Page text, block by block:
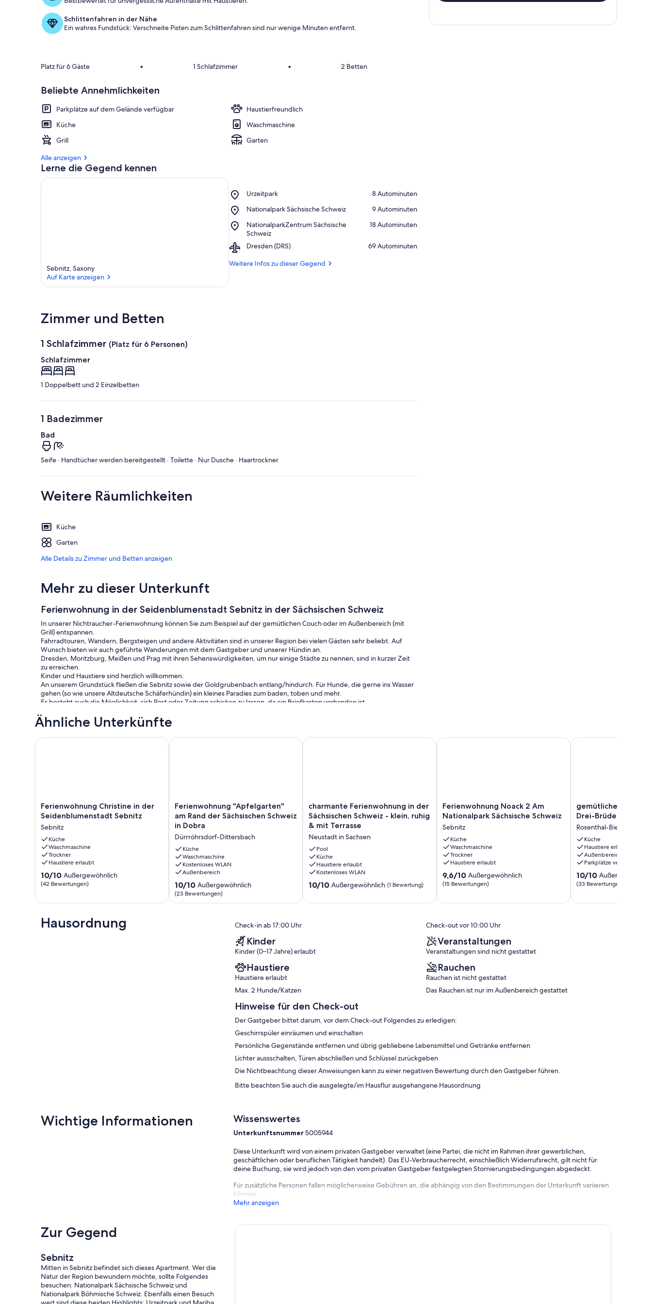
n
m
b
w
e
r
k
n
Schlittenfahren in der Nähe
Ein wahres Fundstück: Verschneite Pisten zum Schlittenfahren sind nur wenige Minuten entfernt.
Platz für 6 Gäste • 1 Schlafzimmer • 2 Betten
Beliebte Annehmlichkeiten
Parkplätze auf dem Gelände verfügbar
Haustierfreundlich
Küche
Waschmaschine
Grill
Garten
Alle anzeigen
Lerne die Gegend kennen
Sebnitz, Saxony
Auf Karte anzeigen
Urzeitpark
Place,
‪8 Autominuten‬
Nationalpark Sächsische Schweiz
Place,
Sächsische
Schweiz
‪9 Autominuten‬
NationalparkZentrum Sächsische
Schweiz
Place,
NationalparkZentrum
Sächsische
Schweiz
‪18 Autominuten‬
Dresden (DRS)
Airport,
(DRS)
‪69 Autominuten‬
Weitere Infos zu dieser Gegend
Zimmer und Betten
1 Schlafzimmer (Platz für 6 Personen)
Schlafzimmer
1 Doppelbett und 2 Einzelbetten
1 Badezimmer
Bad
Seife · Handtücher werden bereitgestellt · Toilette · Nur Dusche · Haartrockner
Weitere Räumlichkeiten
Küche
Garten
Alle Details zu Zimmer und Betten anzeigen
Mehr zu dieser Unterkunft
Ferienwohnung in der Seidenblumenstadt Sebnitz in der Sächsischen Schweiz
In unserer Nichtraucher-Ferienwohnung können Sie zum Beispiel auf der gemütlichen Couch oder im Außenbereich (mit
Grill) entspannen.
Fahrradtouren, Wandern, Bergsteigen und andere Aktivitäten sind in unserer Region bei vielen Gästen sehr beliebt. Auf
Wunsch bieten wir auch geführte Wanderungen mit dem Gastgeber und unserer Hündin an.
Dresden, Moritzburg, Meißen und Prag mit ihren Sehenswürdigkeiten, um nur einige Städte zu nennen, sind in kurzer Zeit
zu erreichen.
Kinder und Haustiere sind herzlich willkommen.
An unserem Grundstück fließen die Sebnitz sowie der Goldgrubenbach entlang/hindurch. Für Hunde, die gerne ins Wasser
gehen (so wie unsere Altdeutsche Schäferhündin) ein kleines Paradies zum baden, toben und mehr.
Es besteht auch die Möglichkeit, sich Post oder Zeitung schicken zu lassen, da ein Briefkasten vorhanden ist.
Ähnliche Unterkünfte
Ferienwohnung
Christine
der
Seidenblumenstadt
Sebnitz
Sebnitz
Ferienwohnung Christine in der
Seidenblumenstadt Sebnitz
Sebnitz
Küche
Waschmaschine
Trockner
Haustiere erlaubt
10.0
von
Bewertungen)
10/10 Außergewöhnlich
(42 Bewertungen)
Ferienwohnung Christine in der Seidenblumenstadt Sebnitz
Ferienwohnung
"Apfelgarten"
am
Rand
der
Sächsischen
Schweiz
in
Dobra
Dürrröhrsdorf-
Dittersbach
Ferienwohnung "Apfelgarten"
am Rand der Sächsischen Schweiz
in Dobra
Dürrröhrsdorf-Dittersbach
Küche
Waschmaschine
Kostenloses WLAN
Außenbereich
10.0
von
10,
10/10 Außergewöhnlich
(23 Bewertungen)
Ferienwohnung "Apfelgarten" am Rand der Sächsischen Schweiz in Dobra
charmante
Ferienwohnung
in
der
Sächsischen
Schweiz
-
klein,
ruhig
&
Terrasse
charmante Ferienwohnung in der
Sächsischen Schweiz - klein, ruhig
& mit Terrasse
Neustadt in Sachsen
Pool
Küche
Haustiere erlaubt
Kostenloses WLAN
10.0
10,
10/10 Außergewöhnlich (1 Bewertung)
charmante Ferienwohnung in der Sächsischen Schweiz - klein, ruhig & mit Terrasse
Ferienwohnung
Noack
Am
Nationalpark
Sächsische
Schweiz
Sebnitz
Ferienwohnung Noack 2 Am
Nationalpark Sächsische Schweiz
Sebnitz
Küche
Waschmaschine
Trockner
Haustiere erlaubt
9.6
von
9,6/10 Außergewöhnlich
(15 Bewertungen)
Ferienwohnung Noack 2 Am Nationalpark Sächsische
gemütliche
Auszeit
dem
Drei-
Brüder-
Hof
Rosenthal-
Bielatal
gemütliche Auszeit
Drei-Brüder-Hof
Rosenthal-Bielatal
Küche
Haustiere erlaubt
Außenbereich
Parkplätze verfügbar
10.0
von
10/10
(33 Bewertungen)
gemütliche Auszeit
Hausordnung Check-in ab 17:00 Uhr Check-out vor 10:00 Uhr
Kinder
Kinder (0–17 Jahre) erlaubt
Veranstaltungen
Veranstaltungen sind nicht gestattet
Haustiere
Haustiere erlaubt
Max. 2 Hunde/Katzen
Rauchen
Rauchen ist nicht gestattet
Das Rauchen ist nur im Außenbereich gestattet
Hinweise für den Check-out
Der Gastgeber bittet darum, vor dem Check-out Folgendes zu erledigen:
Geschirrspüler einräumen und einschalten
Persönliche Gegenstände entfernen und übrig gebliebene Lebensmittel und Getränke entfernen
Lichter aussschalten, Türen abschließen und Schlüssel zurückgeben
Die Nichtbeachtung dieser Anweisungen kann zu einer negativen Bewertung durch den Gastgeber führen.
Bitte beachten Sie auch die ausgelegte/im Hausflur ausgehangene Hausordnung
Wichtige Informationen Wissenswertes
Unterkunftsnummer5005944
Diese Unterkunft wird von einem privaten Gastgeber verwaltet (eine Partei, die nicht im Rahmen ihrer gewerblichen,
geschäftlichen oder beruflichen Tätigkeit handelt). Das EU-Verbraucherrecht, einschließlich Widerrufsrecht, gilt nicht für
deine Buchung, sie wird jedoch von den vom privaten Gastgeber festgelegten Stornierungsbedingungen abgedeckt.
Für zusätzliche Personen fallen möglicherweise Gebühren an, die abhängig von den Bestimmungen der Unterkunft variieren
können.
Mehr anzeigen
Zur Gegend
Sebnitz
Mitten in Sebnitz befindet sich dieses Apartment. Wer die
Natur der Region bewundern möchte, sollte Folgendes
besuchen: Nationalpark Sächsische Schweiz und
Nationalpark Böhmische Schweiz. Ebenfalls einen Besuch